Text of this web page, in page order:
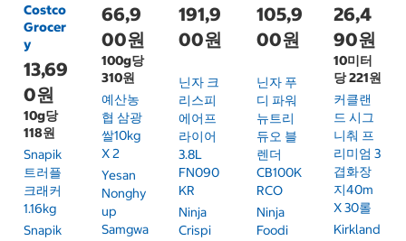
Costco
Grocer
y
13,69
0원
10g당
118원
Snapik
트러플
크래커
1.16kg
Snapik
66,9
00원
100g당
310원
예산농
협 삼광
쌀10kg
X 2
Yesan
Nonghy
Up
Samgwa
191,9
00원
닌자 크
리스피
에어프
라이어
3.8L
FN090
KR
Ninja
Crispi
105,9
00원
닌자 푸
디 파워
뉴트리
듀오 블
렌더
CB100K
RCO
Ninja
Foodi
26,4
90원
10미터
당 221원
커클랜
드 시그
니춰 프
리미엄 3
겹화장
지40m
X 30롤
Kirkland